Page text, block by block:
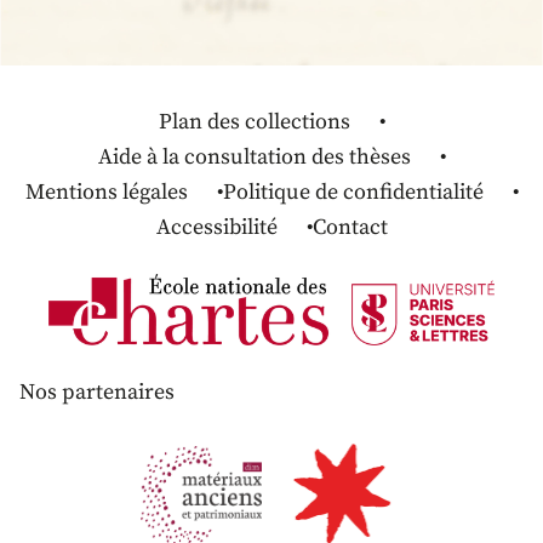
Plan des collections
Aide à la consultation des thèses
Mentions légales
Politique de confidentialité
Accessibilité
Contact
Nos partenaires